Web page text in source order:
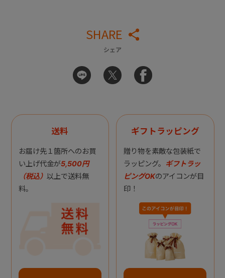
SHARE
シェア
送料
お届け先１箇所へのお買
い上げ代金が5,500円
（税込） 以上で送料無
料。
ギフトラッピング
贈り物を素敵な包装紙で
ラッピング。 ギフトラッ
ピングOKのアイコンが目
印！